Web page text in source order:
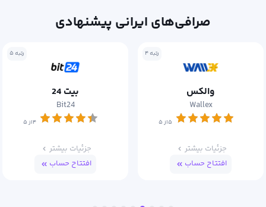
صرافی‌های ایرانی پیشنهادی
رتبه ۵
بیت 24
Bit24
۴از ۵
جزئیات بیشتر
افتتاح حساب
رتبه ۶
رمزینکس
Ramzinex
۵از ۵
جزئیات بیشتر
افتتاح حساب